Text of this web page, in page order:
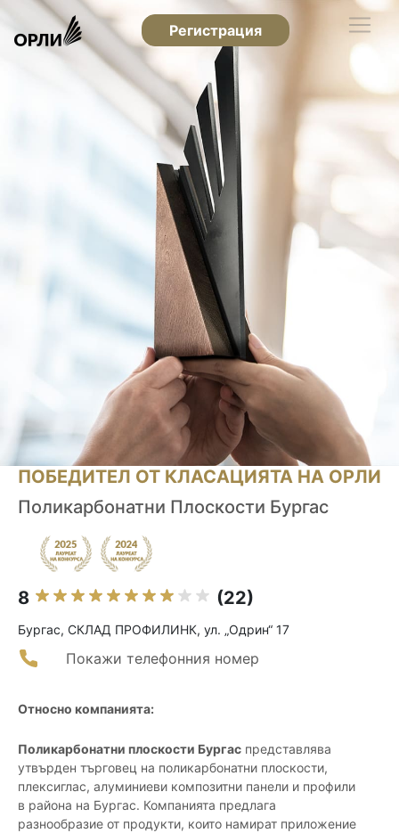
Регистрация
ПОБЕДИТЕЛ ОТ КЛАСАЦИЯТА НА ОРЛИ
Поликарбонатни Плоскости Бургас
8 (22)
Бургас, СКЛАД ПРОФИЛИНК, ул. „Одрин“ 17
Покажи телефонния номер
Относно компанията:
Поликарбонатни плоскости Бургас представлява
утвърден търговец на поликарбонатни плоскости,
плексиглас, алуминиеви композитни панели и профили
в района на Бургас. Компанията предлага
разнообразие от продукти, които намират приложение